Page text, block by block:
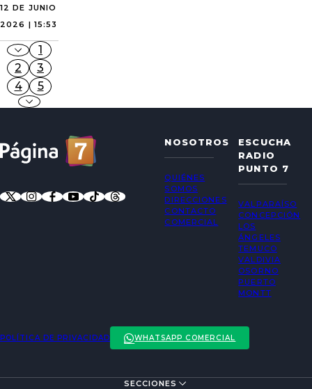
12 DE JUNIO
2026 | 15:53
1
2
3
4
5
NOSOTROS
QUIÉNES
SOMOS
DIRECCIONES
CONTACTO
COMERCIAL
ESCUCHA
RADIO
PUNTO 7
VALPARAÍSO
CONCEPCIÓN
LOS
ÁNGELES
TEMUCO
VALDIVIA
OSORNO
PUERTO
MONTT
POLÍTICA DE PRIVACIDAD WHATSAPP COMERCIAL
SECCIONES